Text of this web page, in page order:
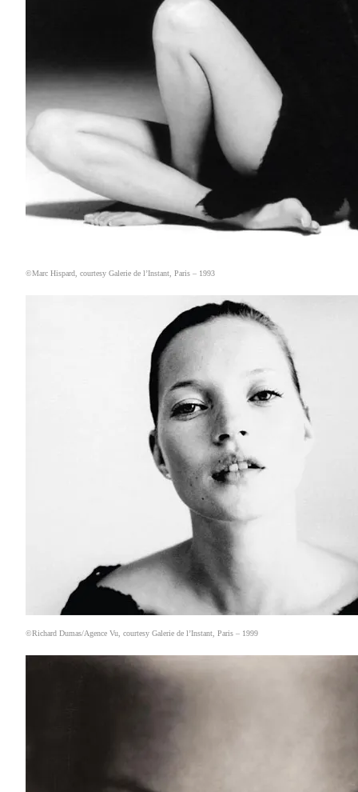
©Marc Hispard, courtesy Galerie de l’Instant, Paris – 1993
©Richard Dumas/Agence Vu, courtesy Galerie de l’Instant, Paris – 1999